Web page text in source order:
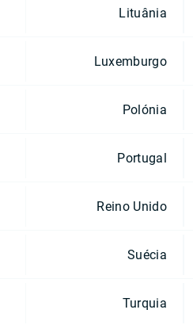
Lituânia
Luxemburgo
Polónia
Portugal
Reino Unido
Suécia
Turquia